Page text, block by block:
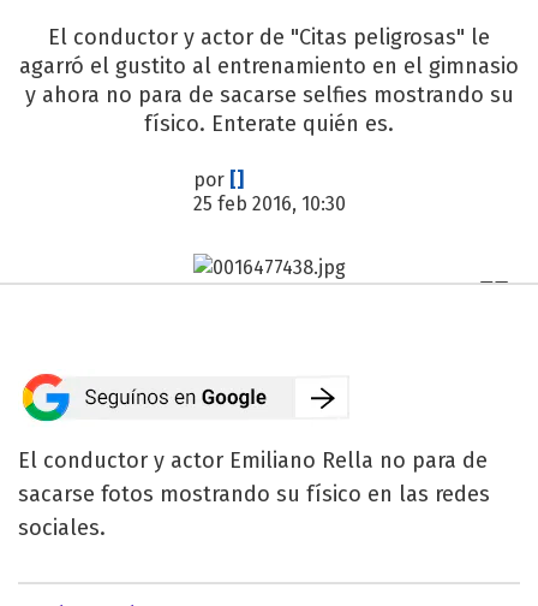
El conductor y actor de "Citas peligrosas" le
agarró el gustito al entrenamiento en el gimnasio
y ahora no para de sacarse selfies mostrando su
físico. Enterate quién es.
por []
25 feb 2016, 10:30
El conductor y actor Emiliano Rella no para de
sacarse fotos mostrando su físico en las redes
sociales.